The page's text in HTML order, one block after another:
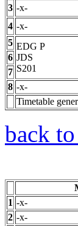
3 -x-
4 -x-
5 EDG P
JDS
S201
6
7
8 -x-
Timetable
back
1 -x-
2 -x-